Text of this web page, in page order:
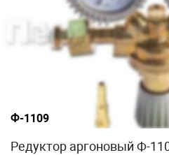
Ф-1109
Редуктор аргоновый Ф-